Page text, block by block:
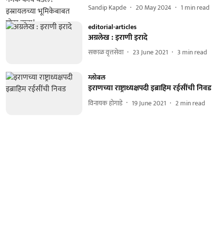
Sandip Kapde 20 May 2024 1 min read
editorial-articles
अग्रलेख : इराणी इरादे
सकाळ वृत्तसेवा 23 June 2021 3 min read
ग्लोबल
इराणच्या राष्ट्राध्यक्षपदी इब्राहिम रईसींची निवड
विनायक होगाडे 19 June 2021 2min read